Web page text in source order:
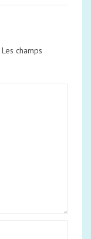
Les champs